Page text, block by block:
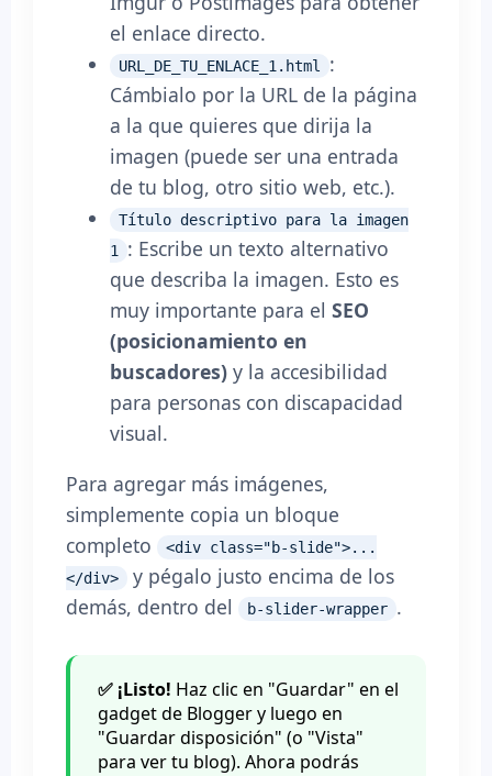
el enlace directo.
URL_DE_TU_ENLACE_1.html
:
Cámbialo por la URL de la página
a la que quieres que dirija la
imagen (puede ser una entrada
de tu blog, otro sitio web, etc.).
Título descriptivo para la imagen
1 : Escribe un texto alternativo
que describa la imagen. Esto es
muy importante para el SEO
(posicionamiento en
buscadores) y la accesibilidad
para personas con discapacidad
visual.
Para agregar más imágenes,
simplemente copia un bloque
completo
<div class="b-slide">...
</div>
y pégalo justo encima de los
demás, dentro del
b-slider-wrapper .
✅ ¡Listo! Haz clic en "Guardar" en el
gadget de Blogger y luego en
"Guardar disposición" (o "Vista"
para ver tu blog). Ahora podrás